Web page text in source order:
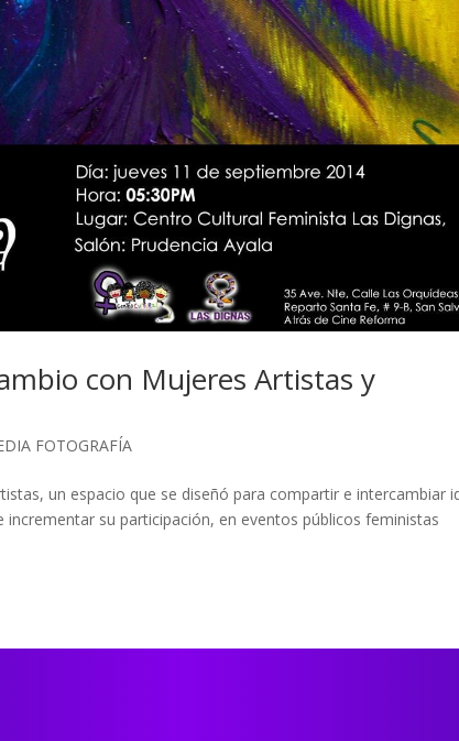
con Mujeres Artistas y
FOTOGRAFÍA
un espacio que se diseñó para compartir e intercambiar
su participación, en eventos públicos feministas